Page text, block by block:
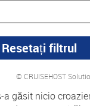
© CRUISEHOST
a găsit nicio